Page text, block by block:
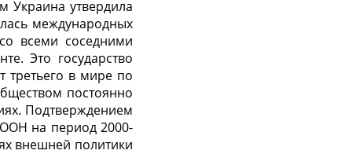
Украина утвердила
международных
всеми соседними
Это государство
третьего в мире по
постоянно
Подтверждением
на период 2000-
внешней политики